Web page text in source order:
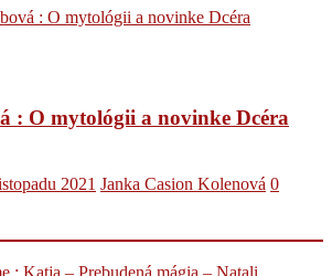
: O mytológii a novinke Dcéra
2021 Janka Casion Kolenová 0